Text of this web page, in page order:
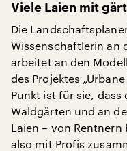
Viele Laien mit
Die
Wissenschaftlerin an
arbeitet an den
des Projektes
Punkt ist für sie, dass
Waldgärten und an
Laien – von
also mit Profis